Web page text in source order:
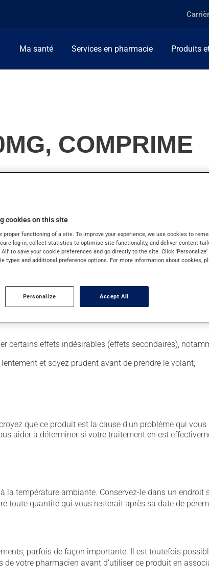
Ma santé Services en pharmacie Produits
COMPRIME
On peut sentir son action en moins d'une heure.
pleinement efficace et vous serez soulagé plus
de respecter la posologie inscrite sur l'étiquette.
repas ou aux collations.
certains effets indésirables (effets secondaires),
et soyez prudent avant de prendre le volant;
que ce produit est la cause d'un problème qui
aider à déterminer si votre traitement en est
température ambiante. Conservez-le dans un endroit
toute quantité qui vous resterait après sa date de
parfois de façon importante. Il est toutefois
votre pharmacien avant d'utiliser ce produit en
cookies on this site
proper functioning of a site. To improve your experience, we use cookies to
log-in, collect statistics to optimise site functionality, and deliver content
to save your cookie preferences and go directly to the site. Click 'Personalize'
types and additional preference options. For more information about cookies,
Personalize Accept All